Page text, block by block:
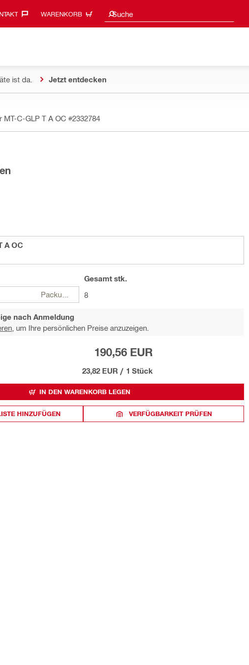
WARENKORB Suche
Suchvorschläge
ist da. Jetzt entdecken
MT-C-GLP T A OC #2332784
A OC
Gesamt stk.
8
nach Anmeldung
um Ihre persönlichen Preise anzuzeigen.
190,56 EUR
23,82 EUR / 1 Stück
IN DEN WARENKORB LEGEN
HINZUFÜGEN VERFÜGBARKEIT PRÜFEN